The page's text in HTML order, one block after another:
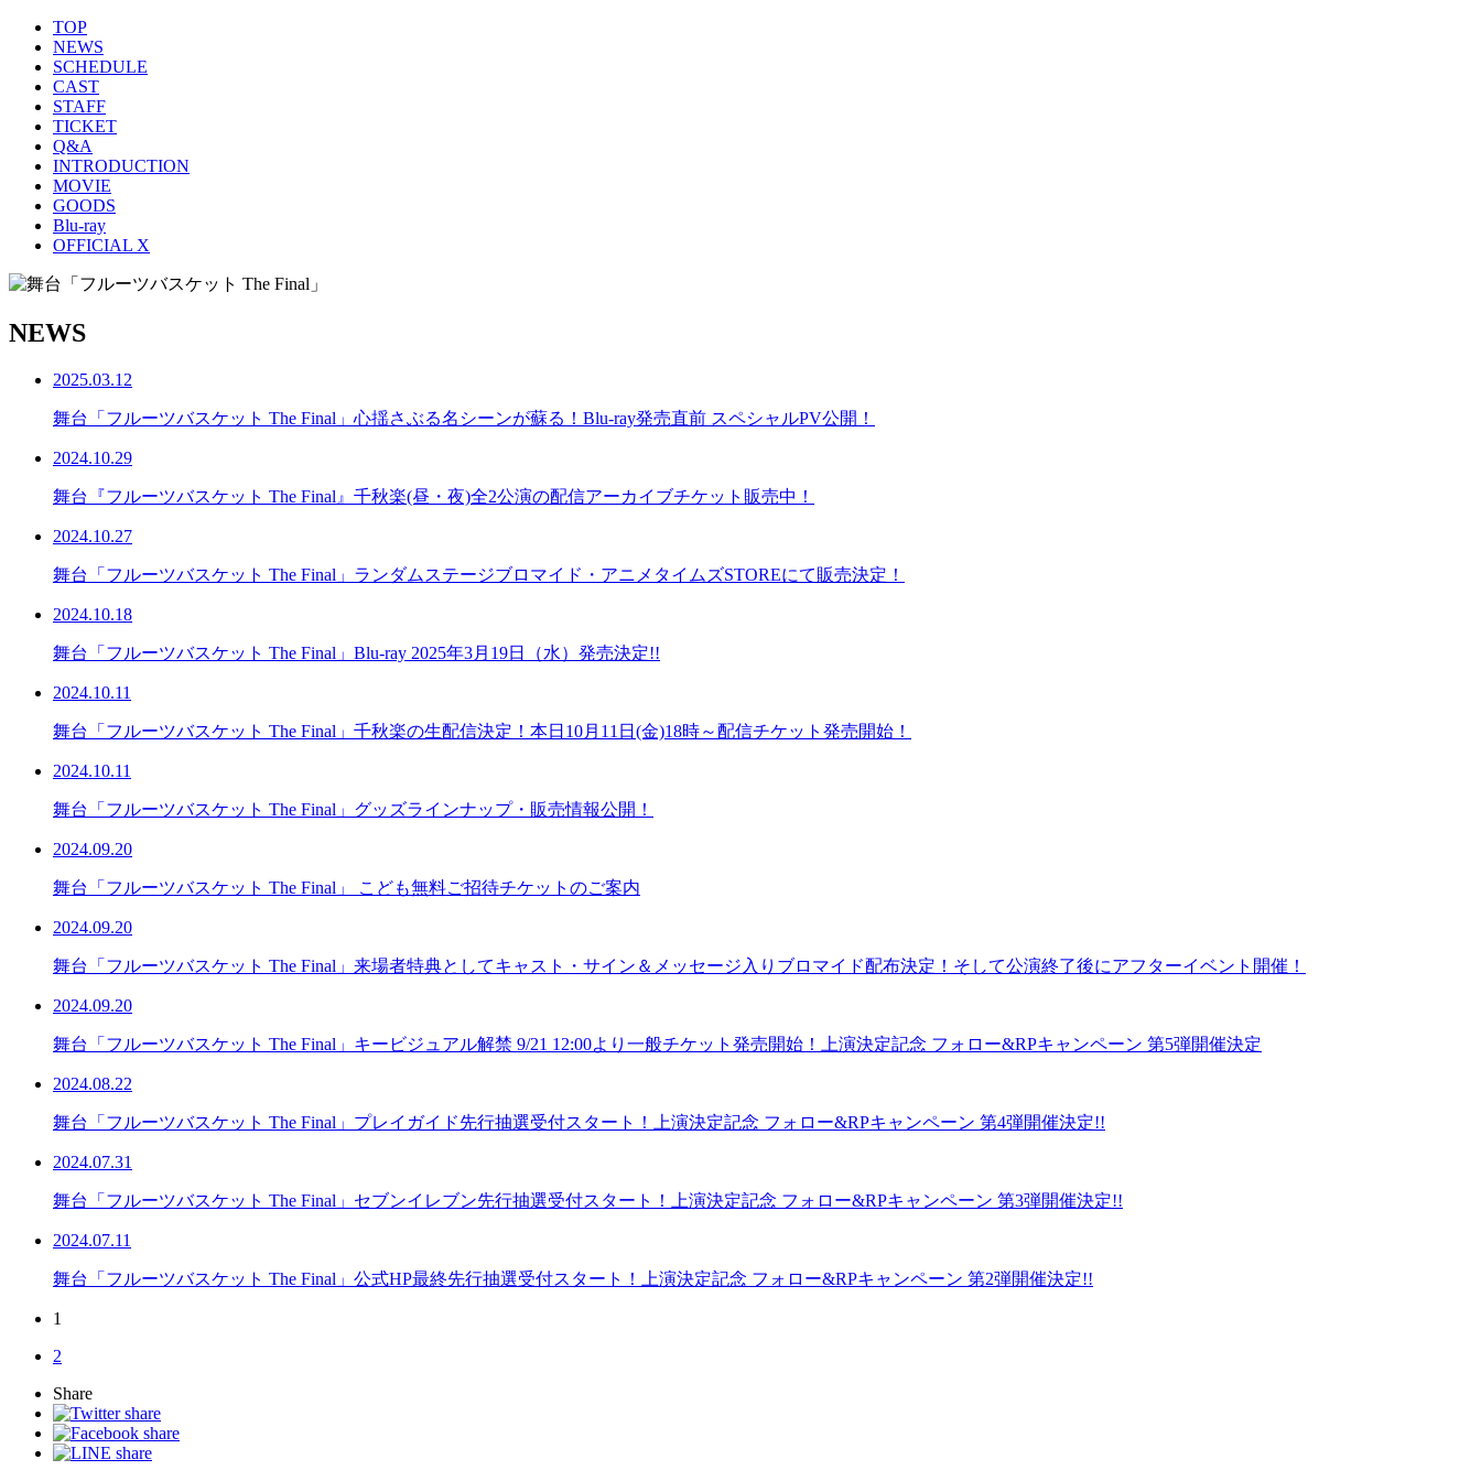
TOP
NEWS
SCHEDULE
CAST
STAFF
TICKET
Q&A
INTRODUCTION
MOVIE
GOODS
Blu-ray
OFFICIAL X
NEWS
2025.03.12
舞台「フルーツバスケット The Final」心揺さぶる名シーンが蘇る！Blu-ray発売直前 スペシャルPV公開！
2024.10.29
舞台『フルーツバスケット The Final』千秋楽(昼・夜)全2公演の配信アーカイブチケット販売中！
2024.10.27
舞台「フルーツバスケット The Final」ランダムステージブロマイド・アニメタイムズSTOREにて販売決定！
2024.10.18
舞台「フルーツバスケット The Final」Blu-ray 2025年3月19日（水）発売決定!!
2024.10.11
舞台「フルーツバスケット The Final」千秋楽の生配信決定！本日10月11日(金)18時～配信チケット発売開始！
2024.10.11
舞台「フルーツバスケット The Final」グッズラインナップ・販売情報公開！
2024.09.20
舞台「フルーツバスケット The Final」 こども無料ご招待チケットのご案内
2024.09.20
舞台「フルーツバスケット The Final」来場者特典としてキャスト・サイン＆メッセージ入りブロマイド配布決定！そして公演終了後にアフターイベント開催！
2024.09.20
舞台「フルーツバスケット The Final」キービジュアル解禁 9/21 12:00より一般チケット発売開始！上演決定記念 フォロー&RPキャンペーン 第5弾開催決定
2024.08.22
舞台「フルーツバスケット The Final」プレイガイド先⾏抽選受付スタート！上演決定記念 フォロー&RPキャンペーン 第4弾開催決定!!
2024.07.31
舞台「フルーツバスケット The Final」セブンイレブン先行抽選受付スタート！上演決定記念 フォロー&RPキャンペーン 第3弾開催決定!!
2024.07.11
舞台「フルーツバスケット The Final」公式HP最終先⾏抽選受付スタート！上演決定記念 フォロー&RPキャンペーン 第2弾開催決定!!
1
2
Share